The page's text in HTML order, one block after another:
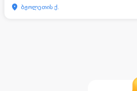
ბჟოლეთის ქ.